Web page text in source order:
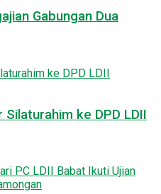
Gabungan Dua
ke DPD LDII